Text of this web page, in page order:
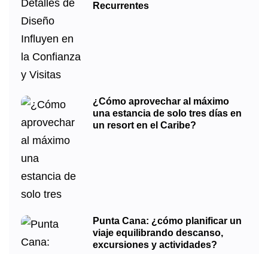
Recurrentes
¿Cómo aprovechar al máximo
una estancia de solo tres días en
un resort en el Caribe?
Punta Cana: ¿cómo planificar un
viaje equilibrando descanso,
excursiones y actividades?